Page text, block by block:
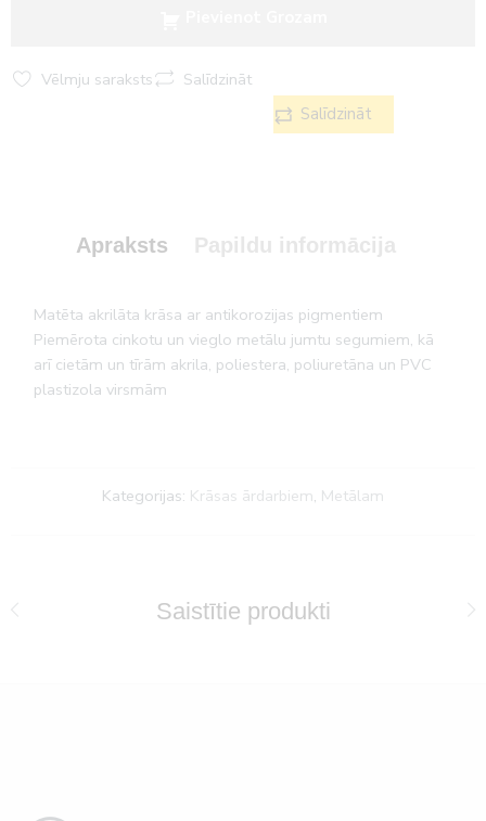
Vēlmju saraksts
Salīdzināt
Salīdzināt
Apraksts Papildu informācija
Matēta akrilāta krāsa ar antikorozijas pigmentiem
Piemērota cinkotu un vieglo metālu jumtu segumiem, kā
arī cietām un tīrām akrila, poliestera, poliuretāna un PVC
plastizola virsmām
Kategorijas: Krāsas ārdarbiem, Metālam
Saistītie produkti